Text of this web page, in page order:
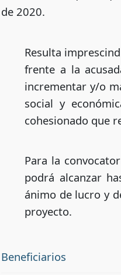
de 2020.
Resulta
frente a la
incrementar y/o
social y
cohesionado que
Para la
podrá alcanzar
ánimo de lucro y
proyecto.
Beneficiarios